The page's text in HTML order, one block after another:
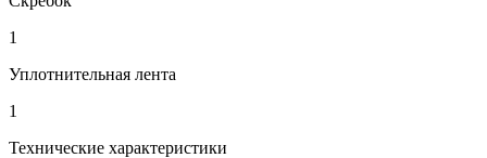
1
Уплотнительная лента
1
Технические характеристики